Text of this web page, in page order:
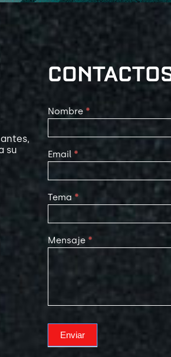
su
Contact
Us
Nombre *
Email *
Tema *
Mensaje *
Enviar